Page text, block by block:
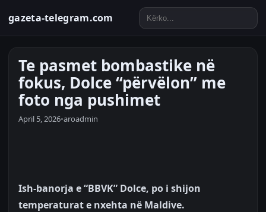
gazeta-telegram.com
Te pasmet bombastike në
fokus, Dolce “përvëlon” me
foto nga pushimet
April 5, 2026•aroadmin
Ish-banorja e “BBVK” Dolce, po i shijon
temperaturat e nxehta në Maldive.